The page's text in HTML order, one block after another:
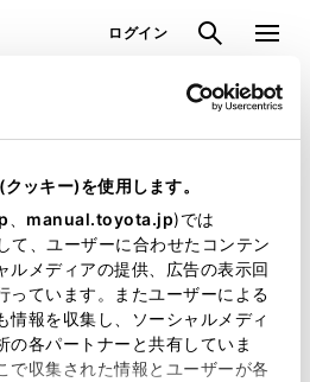
ッキー)を使用します。
manual.toyota.jp)では
て、ユーザーに合わせたコンテン
ルメディアの提供、広告の表示回
っています。またユーザーによる
情報を収集し、ソーシャルメディ
の各パートナーと共有していま
で収集された情報とユーザーが各
ログイン 検索 メニュ
トピックス
ーション
ションのデータが
せんでした。
でお問合せくださ